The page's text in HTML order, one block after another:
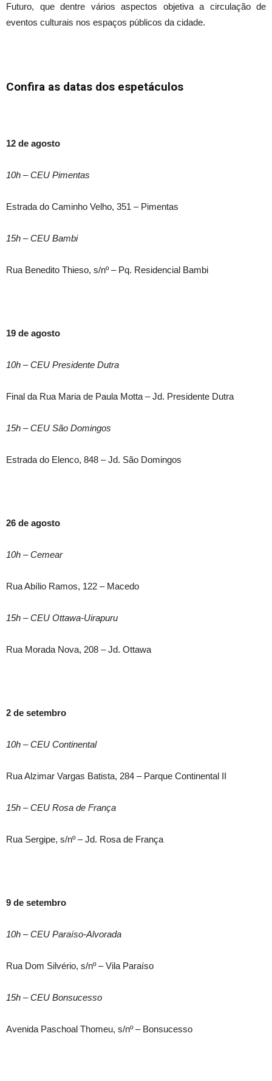
Futuro, que dentre vários aspectos objetiva a circulação de
eventos culturais nos espaços públicos da cidade.
Confira as datas dos espetáculos
12 de agosto
10h – CEU Pimentas
Estrada do Caminho Velho, 351 – Pimentas
15h – CEU Bambi
Rua Benedito Thieso, s/nº – Pq. Residencial Bambi
19 de agosto
10h – CEU Presidente Dutra
Final da Rua Maria de Paula Motta – Jd. Presidente Dutra
15h – CEU São Domingos
Estrada do Elenco, 848 – Jd. São Domingos
26 de agosto
10h – Cemear
Rua Abílio Ramos, 122 – Macedo
15h – CEU Ottawa-Uirapuru
Rua Morada Nova, 208 – Jd. Ottawa
2 de setembro
10h – CEU Continental
Rua Alzimar Vargas Batista, 284 – Parque Continental II
15h – CEU Rosa de França
Rua Sergipe, s/nº – Jd. Rosa de França
9 de setembro
10h – CEU Paraíso-Alvorada
Rua Dom Silvério, s/nº – Vila Paraíso
15h – CEU Bonsucesso
Avenida Paschoal Thomeu, s/nº – Bonsucesso